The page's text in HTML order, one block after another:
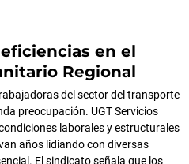
en el
Regional
del sector del transporte
preocupación. UGT Servicios
laborales y estructurales
años lidiando con diversas
El sindicato señala que los